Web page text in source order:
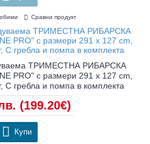
Сравни продукт
ТРИМЕСТНА РИБАРСКА
PRO" с размери 291 x 127 cm,
С гребла и помпа в комплекта
(199.20€)
Купи